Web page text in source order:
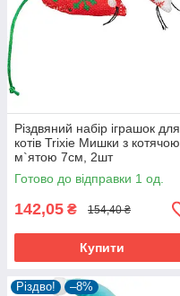
Різдвяний набір іграшок для
котів Trixie Мишки з котячою
м`ятою 7см, 2шт
Готово до відправки 1 од.
142,05 ₴ 154,40 ₴
Купити
Різдво! –8%